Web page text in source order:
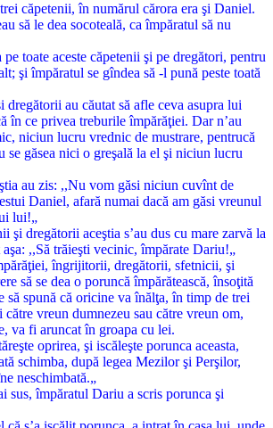
căpetenii, în numărul cărora era şi Daniel.
să le dea socoteală, ca împăratul să nu
toate aceste căpetenii şi pe dregători, pentru
şi împăratul se gîndea să -l pună peste toată
dregătorii au căutat să afle ceva asupra lui
în ce privea treburile împărăţiei. Dar n’au
niciun lucru vrednic de mustrare, pentrucă
se găsea nici o greşală la el şi niciun lucru
au zis: ,,Nu vom găsi niciun cuvînt de
Daniel, afară numai dacă am găsi vreunul
lui!„
şi dregătorii aceştia s’au dus cu mare zarvă la
,,Să trăieşti vecinic, împărate Dariu!„
îngrijitorii, dregătorii, sfetnicii, şi
să se dea o poruncă împărătească, însoţită
să spună că oricine va înălţa, în timp de trei
vreun dumnezeu sau către vreun om,
va fi aruncat în groapa cu lei.
oprirea, şi iscăleşte porunca aceasta,
schimba, după legea Mezilor şi Perşilor,
neschimbată.„
sus, împăratul Dariu a scris porunca şi